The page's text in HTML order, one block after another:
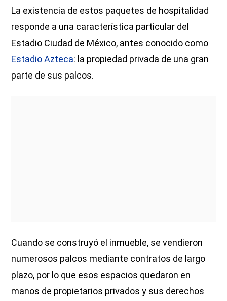
La existencia de estos paquetes de hospitalidad
responde a una característica particular del
Estadio Ciudad de México, antes conocido como
Estadio Azteca: la propiedad privada de una gran
parte de sus palcos.
Cuando se construyó el inmueble, se vendieron
numerosos palcos mediante contratos de largo
plazo, por lo que esos espacios quedaron en
manos de propietarios privados y sus derechos